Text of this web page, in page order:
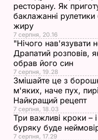
ресторану. Як
баклажанні рулетики
жиру
7 серпня, 20.16
"Нічого нав'язувати
Драпатий розповів,
обрав його син
7 серпня, 19.28
Змішайте це з
м'яких, наче пух,
Найкращий рецепт
7 серпня, 18.03
Три важливі кроки –
буряку буде
7 серпня, 17.29